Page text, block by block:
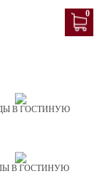
0
В ГОСТИНУЮ
В ГОСТИНУЮ